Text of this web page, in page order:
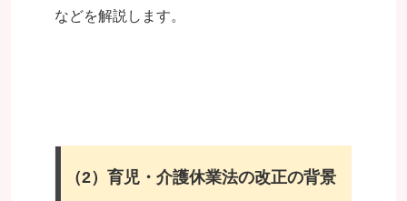
などを解説します。
（2）育児・介護休業法の改正の背景